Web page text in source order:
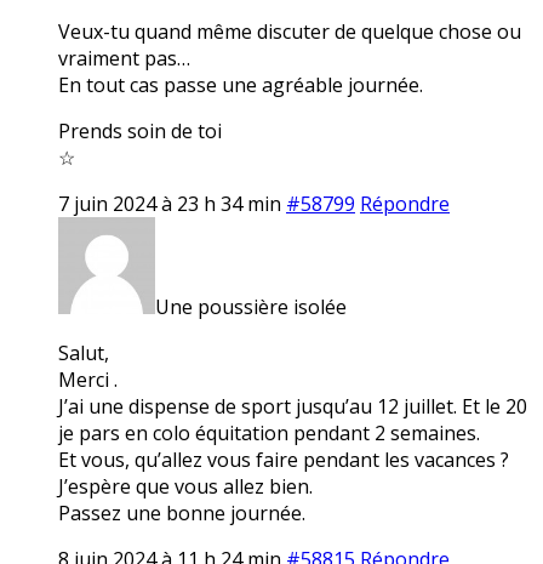
Veux-tu quand même discuter de quelque chose ou
vraiment pas…
En tout cas passe une agréable journée.
Prends soin de toi
☆
7 juin 2024 à 23 h 34 min #58799 Répondre
Une poussière isolée
Salut,
Merci .
J’ai une dispense de sport jusqu’au 12 juillet. Et le 20
je pars en colo équitation pendant 2 semaines.
Et vous, qu’allez vous faire pendant les vacances ?
J’espère que vous allez bien.
Passez une bonne journée.